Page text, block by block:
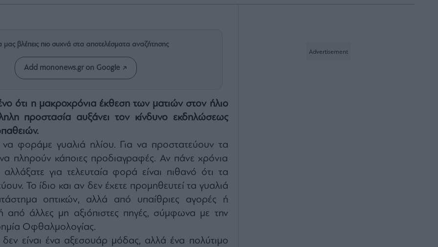
μας βλέπεις πιο συχνά στα αποτελέσματα αναζήτησης
Add mononews.gr on Google
ότι η μακροχρόνια έκθεση των ματιών στον ήλιο
προστασία αυξάνει τον κίνδυνο εκδηλώσεως
φοράμε γυαλιά ηλίου. Για να προστατεύουν τα
πληρούν κάποιες προδιαγραφές. Αν πάνε χρόνια
για τελευταία φορά είναι πιθανό ότι τα
Το ίδιο και αν δεν έχετε προμηθευτεί τα γυαλιά
οπτικών, αλλά από υπαίθριες αγορές ή
από άλλες μη αξιόπιστες πηγές, σύμφωνα με την
Οφθαλμολογίας.
δεν είναι ένα αξεσουάρ μόδας, αλλά ένα πολύτιμο